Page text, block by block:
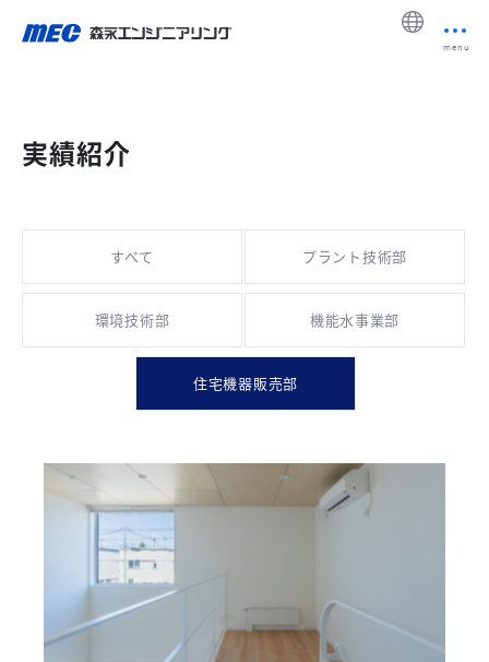
実績紹介
すべて プラント技術部
環境技術部 機能水事業部
住宅機器販売部
menu